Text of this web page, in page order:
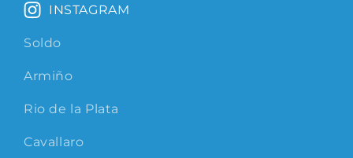
INSTAGRAM
Soldo
Armiño
Rio de la Plata
Cavallaro